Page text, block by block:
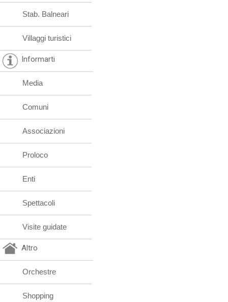
Stab. Balneari
Villaggi turistici
Informarti
Media
Comuni
Associazioni
Proloco
Enti
Spettacoli
Visite guidate
Altro
Orchestre
Shopping